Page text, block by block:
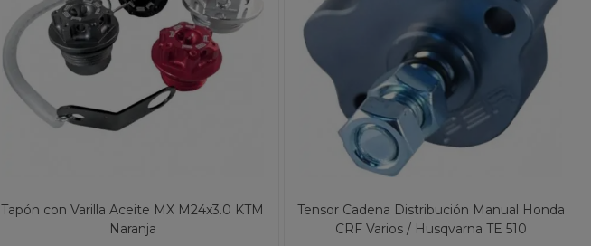
Tapón con Varilla Aceite MX M24x3.0 KTM
Naranja
Tensor Cadena Distribución Manual Honda
CRF Varios / Husqvarna TE 510